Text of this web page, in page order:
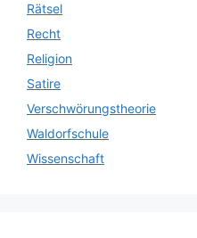
Rätsel
Recht
Religion
Satire
Verschwörungstheorie
Waldorfschule
Wissenschaft